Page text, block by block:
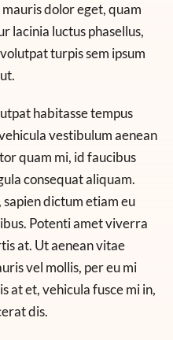
dolor eget, quam
lacinia luctus phasellus,
turpis sem ipsum
habitasse tempus
vestibulum aenean
quam mi, id faucibus
consequat aliquam.
dictum etiam eu
Potenti amet viverra
at. Ut aenean vitae
vel mollis, per eu mi
at et, vehicula fusce mi in,
dis.